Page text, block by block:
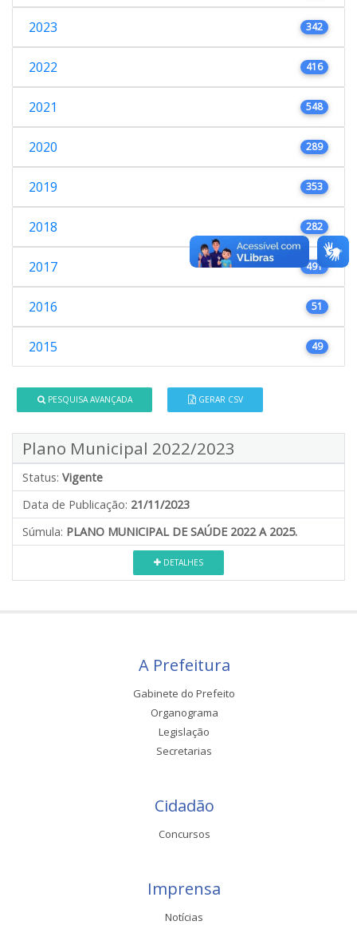
2023 342
2022 416
2021 548
2020 289
2019 353
2018 282
2017 491
2016 51
2015 49
PESQUISA AVANÇADA GERAR CSV
Plano Municipal 2022/2023
Status: Vigente
Data de Publicação: 21/11/2023
Súmula: PLANO MUNICIPAL DE SAÚDE 2022 A 2025.
DETALHES
A Prefeitura
Gabinete do Prefeito
Organograma
Legislação
Secretarias
Cidadão
Concursos
Imprensa
Notícias